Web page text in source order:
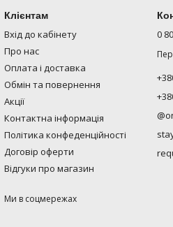
Клієнтам
Вхід до кабінету
Про нас
Оплата і доставка
Обмін та повернення
Акції
Контактна інформація
Політика конфеденційності
Договір оферти
Відгуки про магазин
Ми в соцмережах
0